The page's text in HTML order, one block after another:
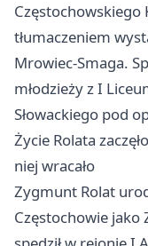
Częstochowskiego
tłumaczeniem
Mrowiec-Smaga.
młodzieży z I
Słowackiego pod
Życie Rolata
niej wracało
Zygmunt Rolat
Częstochowie jako